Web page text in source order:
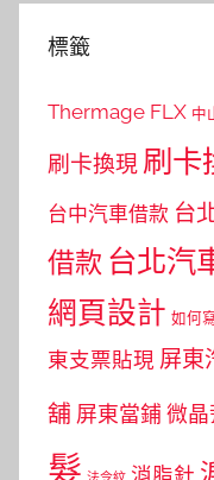
標籤
Thermage FLX 中
刷卡換現 刷卡
台中汽車借款 台
借款 台北汽
網頁設計 如何
東支票貼現 屏東
舖 屏東當鋪 微晶
髮
消脂針